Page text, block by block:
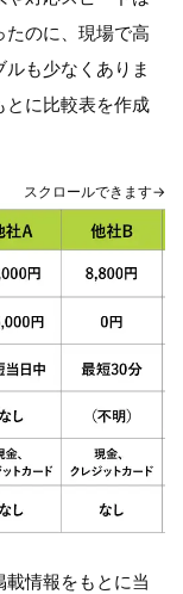
のに、現場で高
も少なくありま
とに比較表を作成
スクロールできます→
情報をもとに当